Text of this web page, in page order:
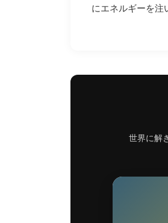
にエネルギーを注
世界に解